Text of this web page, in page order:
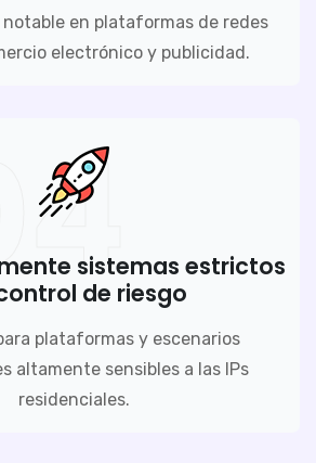
en plataformas de redes
electrónico y publicidad.
sistemas estrictos
de riesgo
plataformas y escenarios
altamente sensibles a las IPs
residenciales.